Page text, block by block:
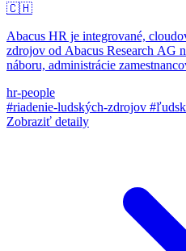
🇨🇭
Abacus HR je integrované,
zdrojov od Abacus Research AG
náboru, administrácie
hr-people
#riadenie-ludských-zdrojov
Zobraziť detaily